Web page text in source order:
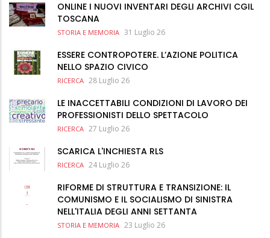
ONLINE I NUOVI INVENTARI DEGLI ARCHIVI CGIL
TOSCANA
STORIA E MEMORIA 31 Luglio 26
ESSERE CONTROPOTERE. L’AZIONE POLITICA
NELLO SPAZIO CIVICO
RICERCA 28 Luglio 26
LE INACCETTABILI CONDIZIONI DI LAVORO DEI
PROFESSIONISTI DELLO SPETTACOLO
RICERCA 27 Luglio 26
SCARICA L'INCHIESTA RLS
RICERCA 24 Luglio 26
RIFORME DI STRUTTURA E TRANSIZIONE: IL
COMUNISMO E IL SOCIALISMO DI SINISTRA
NELL'ITALIA DEGLI ANNI SETTANTA
STORIA E MEMORIA 23 Luglio 26